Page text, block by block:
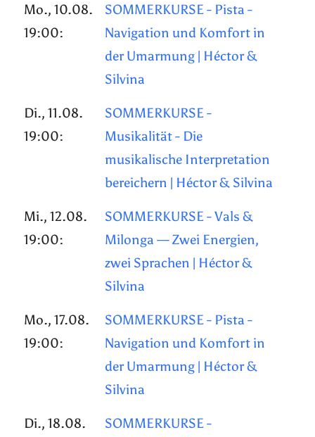
Mo., 10.08.
19:00:
SOMMERKURSE - Pista -
Navigation und Komfort in
der Umarmung | Héctor &
Silvina
Di., 11.08.
19:00:
SOMMERKURSE -
Musikalität - Die
musikalische Interpretation
bereichern | Héctor & Silvina
Mi., 12.08.
19:00:
SOMMERKURSE - Vals &
Milonga — Zwei Energien,
zwei Sprachen | Héctor &
Silvina
Mo., 17.08.
19:00:
SOMMERKURSE - Pista -
Navigation und Komfort in
der Umarmung | Héctor &
Silvina
Di., 18.08.
SOMMERKURSE -